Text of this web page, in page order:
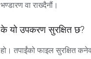
भण्डारण वा राख्दैनौं।
के यो उपकरण सुरक्षित छ?
हो। तपाईंको फाइल सुरक्षित